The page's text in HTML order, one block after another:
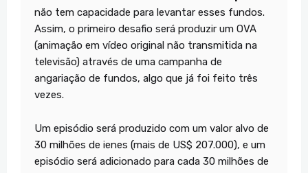
não tem capacidade para levantar esses fundos.
Assim, o primeiro desafio será produzir um OVA
(animação em vídeo original não transmitida na
televisão) através de uma campanha de
angariação de fundos, algo que já foi feito três
vezes.
Um episódio será produzido com um valor alvo de
30 milhões de ienes (mais de US$ 207.000), e um
episódio será adicionado para cada 30 milhões de